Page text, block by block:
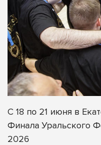
С 18 по 21 июня в
Финала Уральского
2026